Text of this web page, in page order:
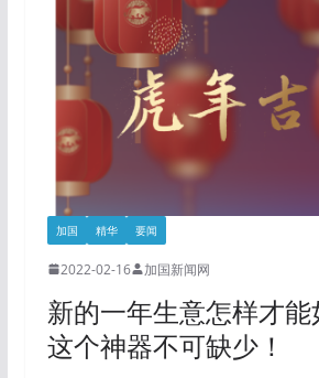
加国 精华 要闻
2022-02-16 加国新闻网
新的一年生意怎样才能
这个神器不可缺少！